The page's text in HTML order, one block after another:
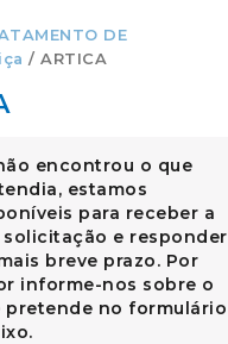
DE
/ ARTICA
encontrou o que
estamos
para receber a
solicitação e responder
breve prazo. Por
informe-nos sobre o
pretende no formulário